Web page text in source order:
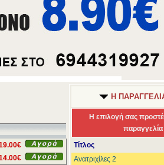
Η
Η επιλογή σας
παραγγελία
Τίτλος
Ανατριχίλες 2